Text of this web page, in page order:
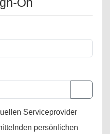
Serviceprovider
persönlichen